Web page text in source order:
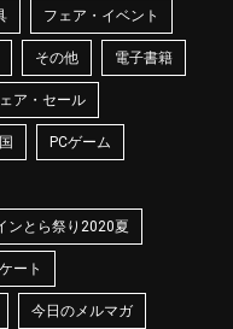
フェア・イベント
その他 電子書籍
ア・セール
PCゲーム
ンとら祭り2020夏
ート
今日のメルマガ